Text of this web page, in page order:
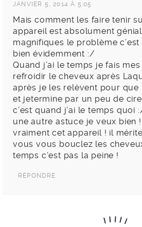
JANVIER 5, 2014 À 5:05
Mais comment les faire tenir
appareil est absolument
magnifiques le problème
bien évidemment :/
Quand j’ai le temps je fais
refroidir le cheveux après
après je les relèvent pour que
et jetermine par un peu de
c’est quand j’ai le temps quoi
une autre astuce je veux bien
vraiment cet appareil ! il
vous vous bouclez les
temps c’est pas la peine !
RÉPONDRE